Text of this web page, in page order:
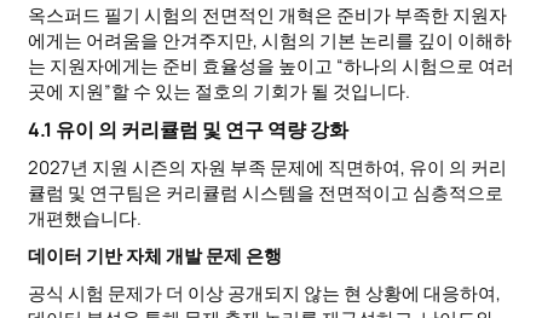
옥스퍼드 필기 시험의 전면적인 개혁은 준비가 부족한 지원자
에게는 어려움을 안겨주지만, 시험의 기본 논리를 깊이 이해하
는 지원자에게는 준비 효율성을 높이고 “하나의 시험으로 여러
곳에 지원”할 수 있는 절호의 기회가 될 것입니다.
4.1 유이 의 커리큘럼 및 연구 역량 강화
2027년 지원 시즌의 자원 부족 문제에 직면하여, 유이 의 커리
큘럼 및 연구팀은 커리큘럼 시스템을 전면적이고 심층적으로
개편했습니다.
데이터 기반 자체 개발 문제 은행
공식 시험 문제가 더 이상 공개되지 않는 현 상황에 대응하여,